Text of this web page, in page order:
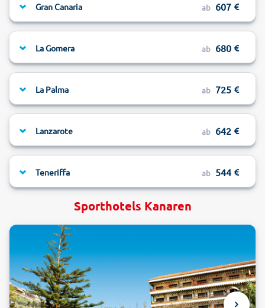
Gran Canaria ab 607
La Gomera ab 680
La Palma ab 725
Lanzarote ab 642
Teneriffa ab 544
Sporthotels Kanaren